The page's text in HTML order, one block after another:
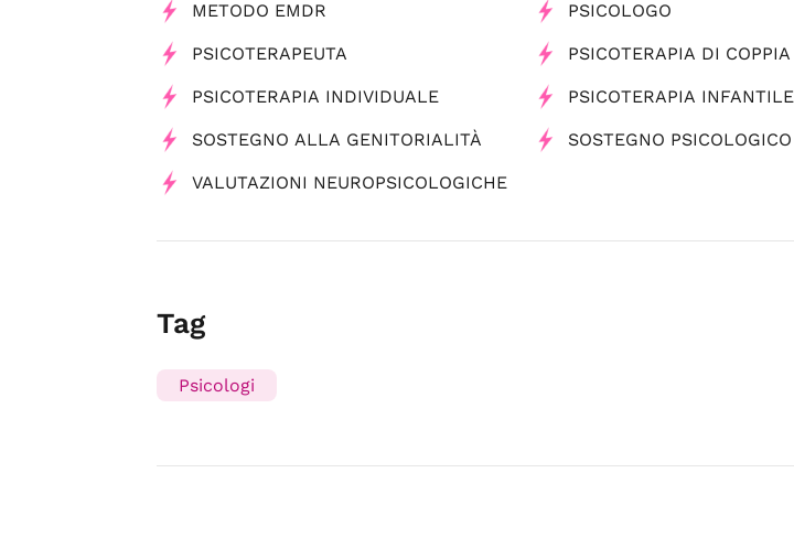
METODO EMDR PSICOLOGO
PSICOTERAPEUTA PSICOTERAPIA DI COPPIA
PSICOTERAPIA INDIVIDUALE PSICOTERAPIA INFANTILE
SOSTEGNO ALLA GENITORIALITÀ SOSTEGNO PSICOLOGICO
VALUTAZIONI NEUROPSICOLOGICHE
Tag
Psicologi